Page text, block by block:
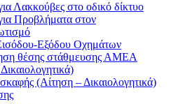
Λακκούβες στο οδικό δίκτυο
Προβλήματα στον
Εξόδου Οχημάτων
θέσης στάθμευσης ΑΜΕΑ
(Αίτηση – Δικαιολογητικά)